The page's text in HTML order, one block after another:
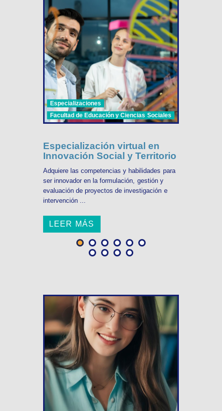
Especializaciones
Facultad de Educación y Ciencias Sociales
Especialización virtual en
Innovación Social y Territorio
Adquiere las competencias y habilidades para
ser innovador en la formulación, gestión y
evaluación de proyectos de investigación e
intervención ...
LEER MÁS